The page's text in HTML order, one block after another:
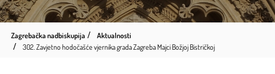
Zagrebačka nadbiskupija
Aktualnosti
302. Zavjetno hodočašće vjernika grada Zagreba Majci Božjoj Bistričkoj